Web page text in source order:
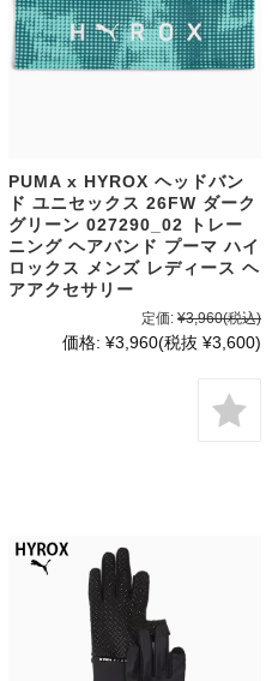
PUMA x HYROX ヘッドバン
ド ユニセックス 26FW ダーク
グリーン 027290_02 トレー
ニング ヘアバンド プーマ ハイ
ロックス メンズ レディース ヘ
アアクセサリー
定価: ¥3,960(税込)
価格: ¥3,960(税抜 ¥3,600)